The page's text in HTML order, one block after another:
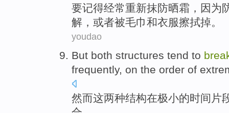
要记得经常重新抹防晒霜， 因为
解 ， 或者被毛巾和衣服擦拭掉。
youdao
But both structures tend to
frequently, on the order of
然而这两种结构在极小的时间片